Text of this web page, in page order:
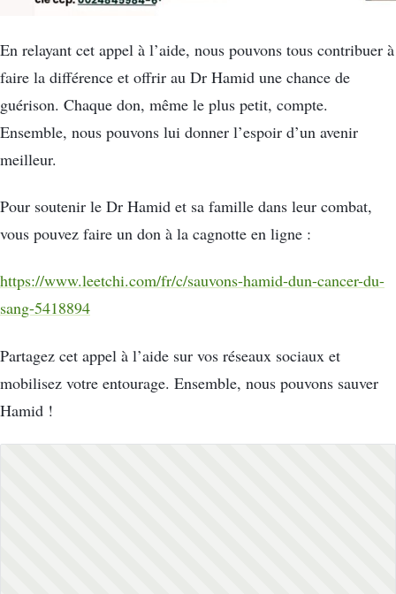
En relayant cet appel à l’aide, nous pouvons tous contribuer à
faire la différence et offrir au Dr Hamid une chance de
guérison. Chaque don, même le plus petit, compte.
Ensemble, nous pouvons lui donner l’espoir d’un avenir
meilleur.
Pour soutenir le Dr Hamid et sa famille dans leur combat,
vous pouvez faire un don à la cagnotte en ligne :
https://www.leetchi.com/fr/c/sauvons-hamid-dun-cancer-du-
sang-5418894
Partagez cet appel à l’aide sur vos réseaux sociaux et
mobilisez votre entourage. Ensemble, nous pouvons sauver
Hamid !